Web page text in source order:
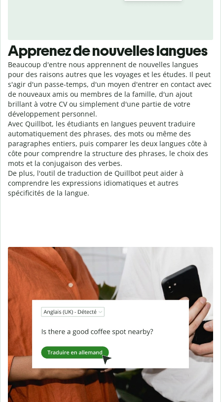
Apprenez de nouvelles langues
Beaucoup d'entre nous apprennent de nouvelles langues
pour des raisons autres que les voyages et les études. Il peut
s'agir d'un passe-temps, d'un moyen d'entrer en contact avec
de nouveaux amis ou membres de la famille, d'un ajout
brillant à votre CV ou simplement d'une partie de votre
développement personnel.
Avec Quillbot, les étudiants en langues peuvent traduire
automatiquement des phrases, des mots ou même des
paragraphes entiers, puis comparer les deux langues côte à
côte pour comprendre la structure des phrases, le choix des
mots et la conjugaison des verbes.
De plus, l'outil de traduction de Quillbot peut aider à
comprendre les expressions idiomatiques et autres
spécificités de la langue.